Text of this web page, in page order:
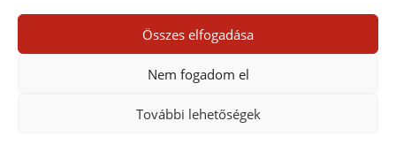
Összes elfogadása
Nem fogadom el
További lehetőségek
0 hozzászólás
Egy hozzászólás elküldése
Hozzászólás küldéséhezbe kell jelentkezni